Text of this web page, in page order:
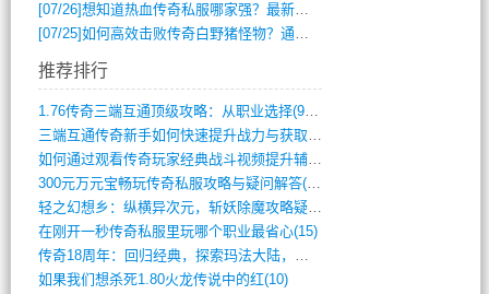
[07/26]想知道热血传奇私服哪家强？最新排行榜攻略全解析
[07/25]如何高效击败传奇白野猪怪物？通关技巧全解析
推荐排行
1.76传奇三端互通顶级攻略：从职业选择(972)
三端互通传奇新手如何快速提升战力与获取稀(379)
如何通过观看传奇玩家经典战斗视频提升辅助(661)
300元万元宝畅玩传奇私服攻略与疑问解答(828)
轻之幻想乡：纵横异次元，斩妖除魔攻略疑云(404)
在刚开一秒传奇私服里玩哪个职业最省心(15)
传奇18周年：回归经典，探索玛法大陆，寻(798)
如果我们想杀死1.80火龙传说中的红(10)